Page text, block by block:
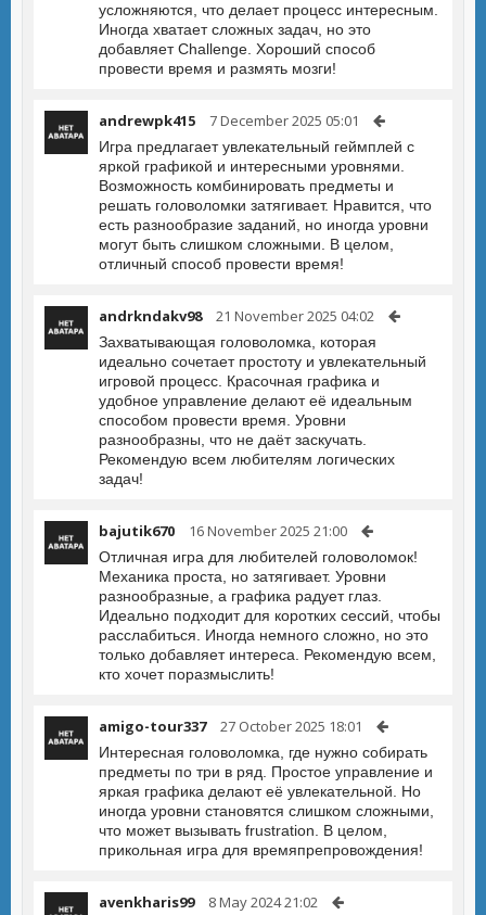
усложняются, что делает процесс интересным.
Иногда хватает сложных задач, но это
добавляет Challenge. Хороший способ
провести время и размять мозги!
andrewpk415 7 December 2025 05:01
Игра предлагает увлекательный геймплей с
яркой графикой и интересными уровнями.
Возможность комбинировать предметы и
решать головоломки затягивает. Нравится, что
есть разнообразие заданий, но иногда уровни
могут быть слишком сложными. В целом,
отличный способ провести время!
andrkndakv98 21 November 2025 04:02
Захватывающая головоломка, которая
идеально сочетает простоту и увлекательный
игровой процесс. Красочная графика и
удобное управление делают её идеальным
способом провести время. Уровни
разнообразны, что не даёт заскучать.
Рекомендую всем любителям логических
задач!
bajutik670 16 November 2025 21:00
Отличная игра для любителей головоломок!
Механика проста, но затягивает. Уровни
разнообразные, а графика радует глаз.
Идеально подходит для коротких сессий, чтобы
расслабиться. Иногда немного сложно, но это
только добавляет интереса. Рекомендую всем,
кто хочет поразмыслить!
amigo-tour337 27 October 2025 18:01
Интересная головоломка, где нужно собирать
предметы по три в ряд. Простое управление и
яркая графика делают её увлекательной. Но
иногда уровни становятся слишком сложными,
что может вызывать frustration. В целом,
прикольная игра для времяпрепровождения!
avenkharis99 8 May 2024 21:02